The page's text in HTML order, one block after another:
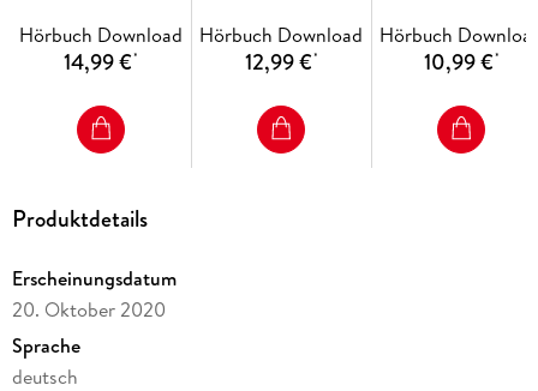
Hörbuch Download
14,99 €*
Hörbuch Download
12,99 €*
Hörbuch
10,99 €*
Produktdetails
Erscheinungsdatum
20. Oktober 2020
Sprache
deutsch